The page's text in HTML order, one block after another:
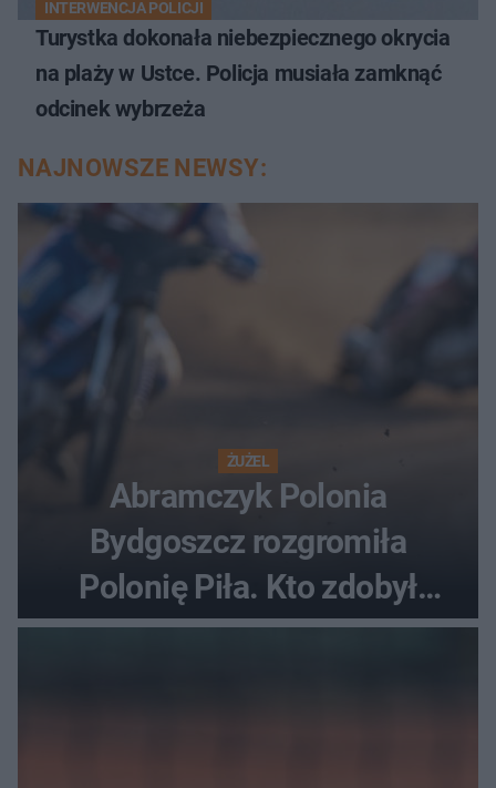
INTERWENCJA POLICJI
Turystka dokonała niebezpiecznego okrycia
na plaży w Ustce. Policja musiała zamknąć
odcinek wybrzeża
NAJNOWSZE NEWSY:
ŻUŻEL
Abramczyk Polonia
Bydgoszcz rozgromiła
Polonię Piła. Kto zdobył
najwięcej punktów?